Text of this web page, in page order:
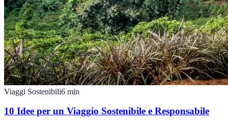
Viaggi Sostenibili6 min
10 Idee per un Viaggio Sostenibile e Responsabile